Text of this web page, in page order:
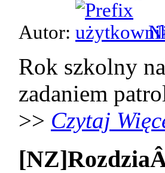
Autor:
Rok szkolny
zadaniem
>> Czytaj